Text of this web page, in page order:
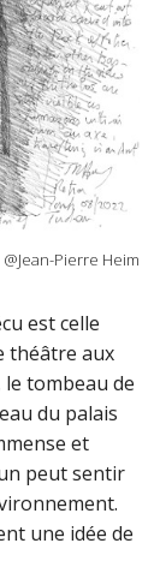
@Jean-Pierre Heim
est celle
théâtre aux
tombeau de
du palais
et
peut sentir
une idée de